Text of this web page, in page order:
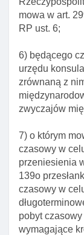
mowa w art.
RP ust. 6;
6) będącego
urzędu
zrównaną z
zwyczajów
7) o którym
czasowy w
przeniesienia
139o
czasowy w
pobyt
wymagające
Art. 189.
Art. 190.
czasowy
Art. 190a.
Art. 191.
przepisów
zezwolenia
Art. 192.
ze względu
Art. 193.